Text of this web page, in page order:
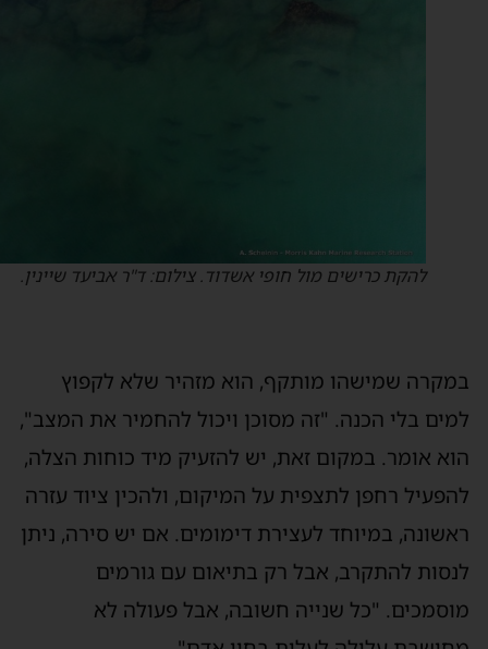
להקת כרישים מול חופי אשדוד. צילום: ד"ר אביעד שיינין.
שמישהו מותקף, הוא מזהיר שלא לקפוץ
בלי הכנה. "זה מסוכן ויכול להחמיר את המצב",
אומר. במקום זאת, יש להזעיק מיד כוחות הצלה,
רחפן לתצפית על המיקום, ולהכין ציוד עזרה
במיוחד לעצירת דימומים. אם יש סירה, ניתן
להתקרב, אבל רק בתיאום עם גורמים
"כל שנייה חשובה, אבל פעולה לא